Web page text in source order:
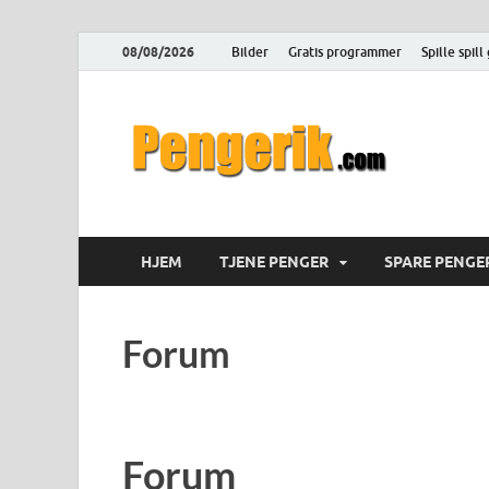
08/08/2026 Bilder Gratis programmer Spille spill
HJEM TJENE PENGER SPARE
Forum
Forum